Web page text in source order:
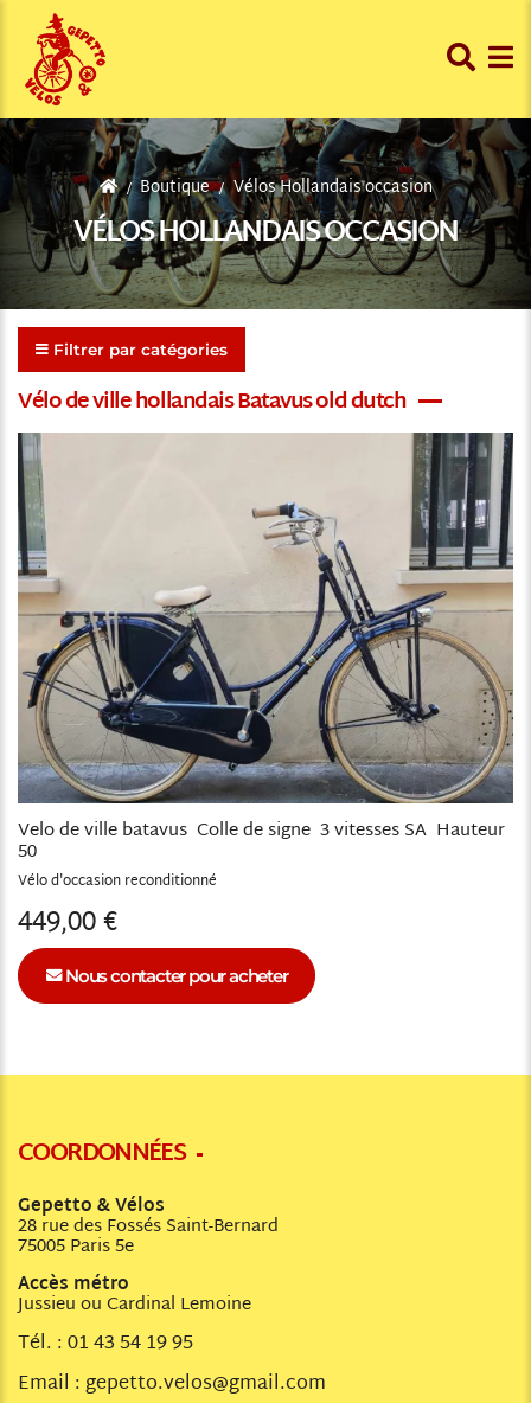
Boutique Vélos Hollandais occasion
VÉLOS HOLLANDAIS OCCASION
Vélo de ville hollandais Batavus old dutch
Velo de ville batavus Colle de signe 3 vitesses SA Hauteur
50
Vélo reconditionné
449,00 €
Nous contacter pour acheter
Filtrer par catégories
COORDONNÉES
Gepetto & Vélos
28 rue des Fossés Saint-Bernard
75005 Paris 5e
Accès métro
Jussieu ou Cardinal Lemoine
Tél. :01 43 54 19 95
Email :gepetto.velos@gmail.com